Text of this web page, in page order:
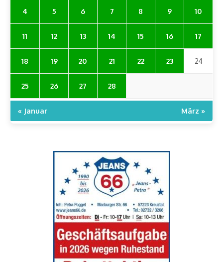
4 5 6 7 8 9 10
11 12 13 14 15 16 17
18 19 20 21 22 23 24
25 26 27 28
« Januar März »